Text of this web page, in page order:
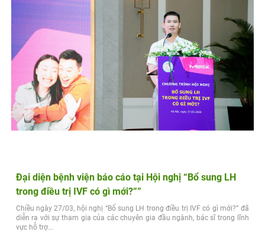
Đại diện bệnh viện báo cáo tại Hội nghị “Bổ sung LH
trong điều trị IVF có gì mới?””
Chiều ngày 27/03, hội nghị “Bổ sung LH trong điều trị IVF có gì mới?” đã
diễn ra với sự tham gia của các chuyên gia đầu ngành, bác sĩ trong lĩnh
vực hỗ trợ...